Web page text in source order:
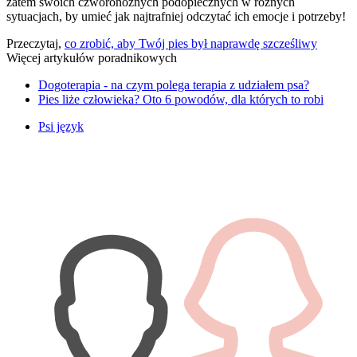
sytuacjach, by umieć jak najtrafniej odczytać ich emocje i potrzeby!
Przeczytaj, co zrobić, aby Twój pies był naprawdę szcześliwy
Więcej artykułów poradnikowych
Dogoterapia - na czym polega terapia z udziałem psa?
Pies liże człowieka? Oto 6 powodów, dla których to robi
Psi język